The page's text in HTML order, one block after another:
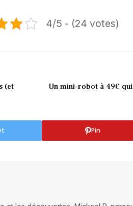
4/5 - (24 votes)
(et
Un mini-robot à 49€
Pin